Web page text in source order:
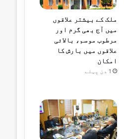
ملک کے بیشتر علاقوں
میں آج بھی گرم اور
مرطوب موسم، بالائی
علاقوں میں بارش کا
امکان
1 دن پہلے